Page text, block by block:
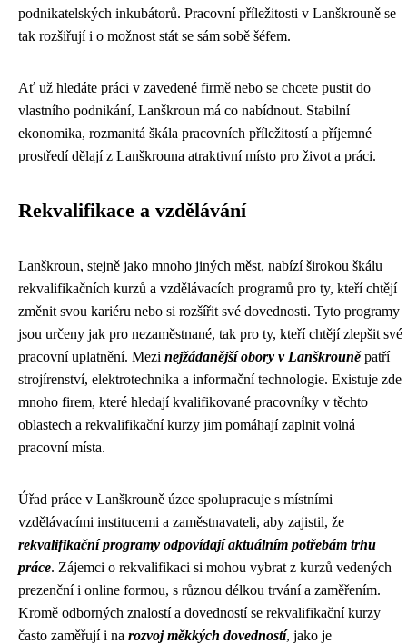
podnikatelských inkubátorů. Pracovní příležitosti v Lanškrouně se
tak rozšiřují i o možnost stát se sám sobě šéfem.
Ať už hledáte práci v zavedené firmě nebo se chcete pustit do
vlastního podnikání, Lanškroun má co nabídnout. Stabilní
ekonomika, rozmanitá škála pracovních příležitostí a příjemné
prostředí dělají z Lanškrouna atraktivní místo pro život a práci.
Rekvalifikace a vzdělávání
Lanškroun, stejně jako mnoho jiných měst, nabízí širokou škálu
rekvalifikačních kurzů a vzdělávacích programů pro ty, kteří chtějí
změnit svou kariéru nebo si rozšířit své dovednosti. Tyto programy
jsou určeny jak pro nezaměstnané, tak pro ty, kteří chtějí zlepšit své
pracovní uplatnění. Mezi nejžádanější obory v Lanškrouněpatří
strojírenství, elektrotechnika a informační technologie. Existuje zde
mnoho firem, které hledají kvalifikované pracovníky v těchto
oblastech a rekvalifikační kurzy jim pomáhají zaplnit volná
pracovní místa.
Úřad práce v Lanškrouně úzce spolupracuje s místními
vzdělávacími institucemi a zaměstnavateli, aby zajistil, že
rekvalifikační programy odpovídají aktuálním potřebám trhu
práce. Zájemci o rekvalifikaci si mohou vybrat z kurzů vedených
prezenční i online formou, s různou délkou trvání a zaměřením.
Kromě odborných znalostí a dovedností se rekvalifikační kurzy
často zaměřují i na rozvoj měkkých dovedností, jako je